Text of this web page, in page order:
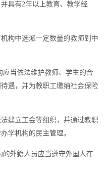
具有2年以上教育、教学经
中选派一定数量的教师到中
应当依法维护教师、学生的合
遇，并为教职工缴纳社会保险
立工会等组织，并通过教职
学机构的民主管理。
的外籍人员应当遵守外国人在